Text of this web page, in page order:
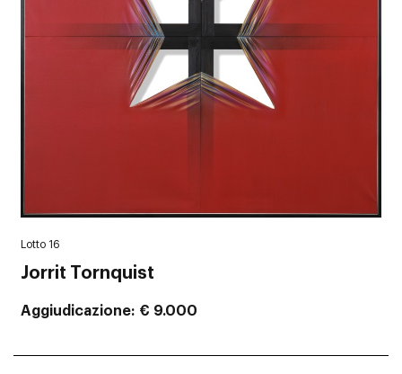
Lotto 16
Jorrit Tornquist
Aggiudicazione € 9.000